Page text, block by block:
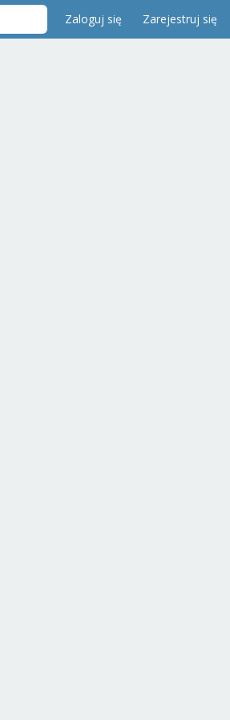
Zaloguj się Zarejestruj się